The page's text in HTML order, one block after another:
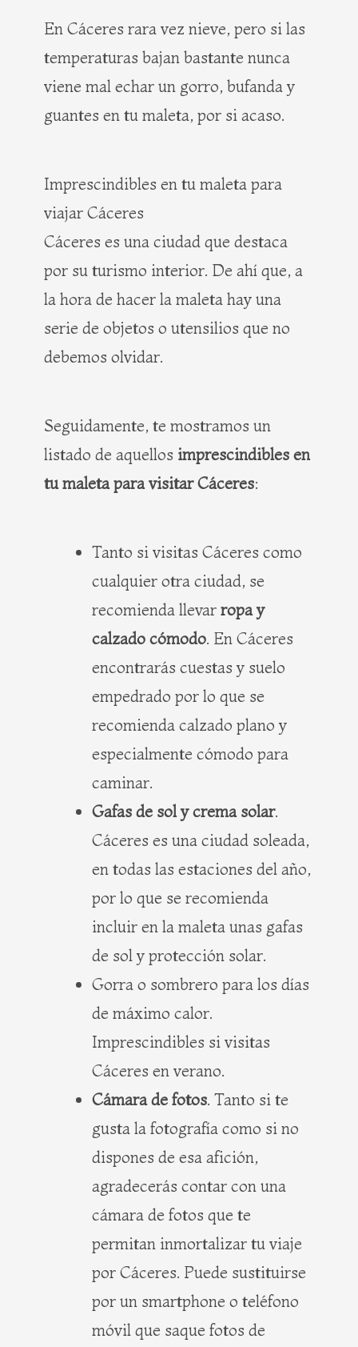
En Cáceres rara vez nieve, pero si las
temperaturas bajan bastante nunca
viene mal echar un gorro, bufanda y
guantes en tu maleta, por si acaso.
Imprescindibles en tu maleta para
viajar Cáceres
Cáceres es una ciudad que destaca
por su turismo interior. De ahí que, a
la hora de hacer la maleta hay una
serie de objetos o utensilios que no
debemos olvidar.
Seguidamente, te mostramos un
listado de aquellos imprescindibles en
tu maleta para visitar Cáceres:
Tanto si visitas Cáceres como
cualquier otra ciudad, se
recomienda llevar ropa y
calzado cómodo. En Cáceres
encontrarás cuestas y suelo
empedrado por lo que se
recomienda calzado plano y
especialmente cómodo para
caminar.
Gafas de sol y crema solar.
Cáceres es una ciudad soleada,
en todas las estaciones del año,
por lo que se recomienda
incluir en la maleta unas gafas
de sol y protección solar.
Gorra o sombrero para los días
de máximo calor.
Imprescindibles si visitas
Cáceres en verano.
Cámara de fotos. Tanto si te
gusta la fotografía como si no
dispones de esa afición,
agradecerás contar con una
cámara de fotos que te
permitan inmortalizar tu viaje
por Cáceres. Puede sustituirse
por un smartphone o teléfono
móvil que saque fotos de